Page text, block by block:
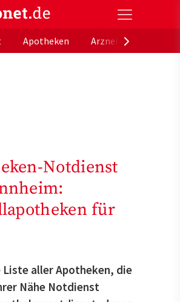
Das offizielle Gesundheitsportal der
Apotheken
Notdienst
für
aller Apotheken, die
Nähe Notdienst